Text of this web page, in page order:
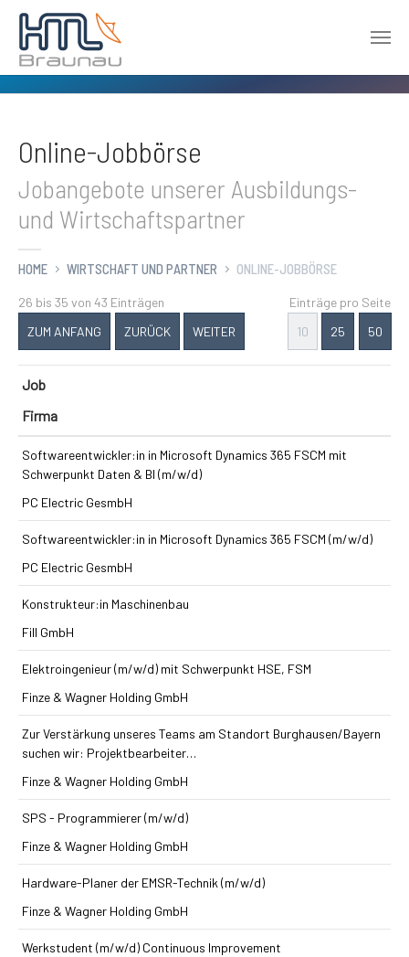
Online-Jobbörse
Jobangebote unserer Ausbildungs-
und Wirtschaftspartner
HOME WIRTSCHAFT UND PARTNER ONLINE-JOBBÖRSE
26 bis 35 von 43 Einträgen
ZUM ANFANG
ZURÜCK WEITER
Einträge pro Seite
10
25 50
Job
Firma
Softwareentwickler:in in Microsoft Dynamics 365 FSCM mit
Schwerpunkt Daten & BI (m/w/d)
PC Electric GesmbH
Softwareentwickler:in in Microsoft Dynamics 365 FSCM (m/w/d)
PC Electric GesmbH
Konstrukteur:in Maschinenbau
Fill GmbH
Elektroingenieur (m/w/d) mit Schwerpunkt HSE, FSM
Finze & Wagner Holding GmbH
Zur Verstärkung unseres Teams am Standort Burghausen/Bayern
suchen wir: Projektbearbeiter…
Finze & Wagner Holding GmbH
SPS - Programmierer (m/w/d)
Finze & Wagner Holding GmbH
Hardware-Planer der EMSR-Technik (m/w/d)
Finze & Wagner Holding GmbH
Werkstudent (m/w/d) Continuous Improvement